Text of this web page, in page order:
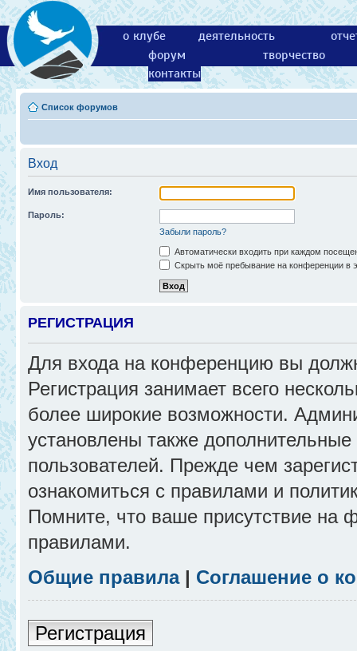
о клубе деятельность
форум
творчество
контакты
Список форумов
Вход
Имя пользователя:
Пароль:
Забыли пароль?
Автоматически входить при каждом
Скрыть моё пребывание на конференции в
РЕГИСТРАЦИЯ
Для входа на конференцию вы
Регистрация занимает всего
более широкие возможности.
установлены также
пользователей. Прежде чем
ознакомиться с правилами и
Помните, что ваше присутствие на
правилами.
Общие правила| Соглашение о
Регистрация